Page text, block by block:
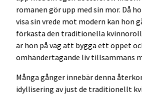
romanen gör upp med sin mor. Då
visa sin vrede mot modern kan hon
förkasta den traditionella
är hon på väg att bygga ett öppet
omhändertagande liv tillsammans
Många gånger innebär denna
idyllisering av just de traditionellt